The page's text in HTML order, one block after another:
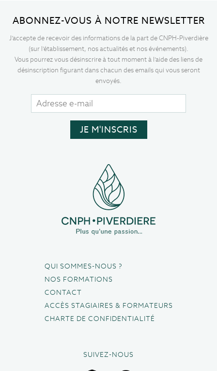
ABONNEZ-VOUS À NOTRE NEWSLETTER
J’accepte de recevoir des informations de la part de CNPH-Piverdière
(sur l’établissement, nos actualités et nos événements).
Vous pourrez vous désinscrire à tout moment à l’aide des liens de
désinscription figurant dans chacun des emails qui vous seront
envoyés.
QUI SOMMES-NOUS ?
NOS FORMATIONS
CONTACT
ACCÈS STAGIAIRES & FORMATEURS
CHARTE DE CONFIDENTIALITÉ
SUIVEZ-NOUS